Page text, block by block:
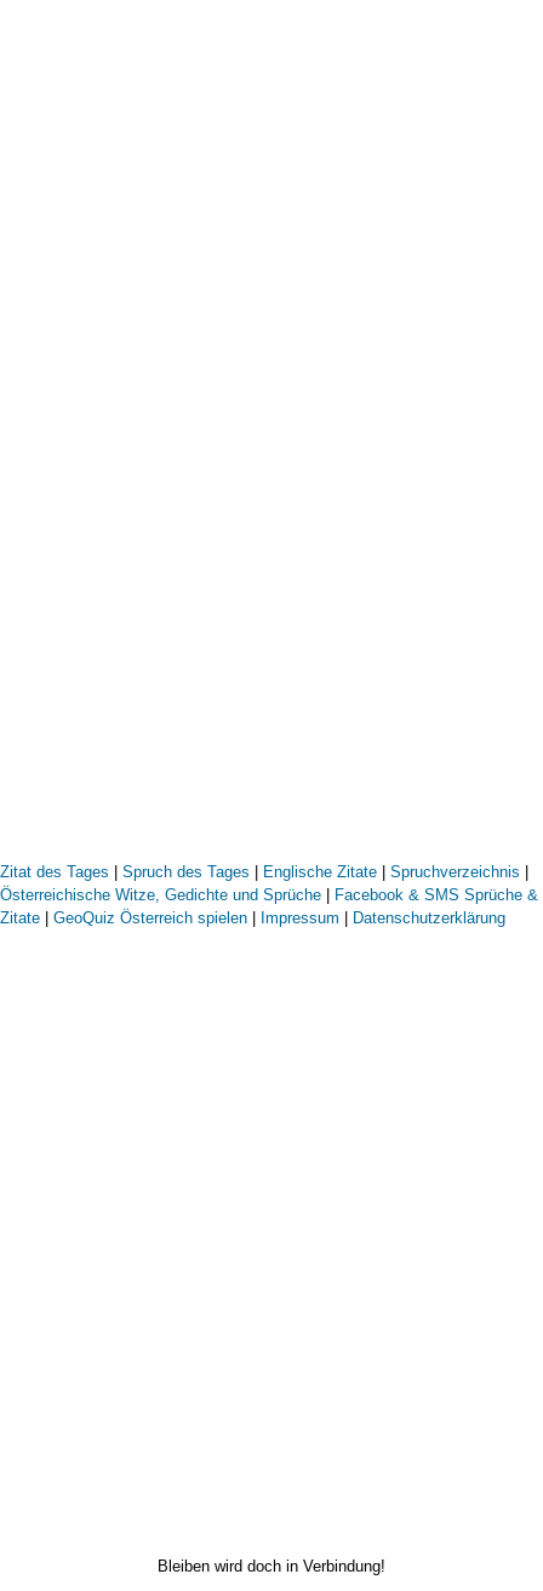
Zitat des Tages Spruch des Tages Englische Zitate Spruchverzeichnis
Österreichische Witze, Gedichte und Sprüche
Facebook & SMS Sprüche &
Zitate
GeoQuiz Österreich spielen Impressum Datenschutzerklärung
Bleiben wird doch in Verbindung!